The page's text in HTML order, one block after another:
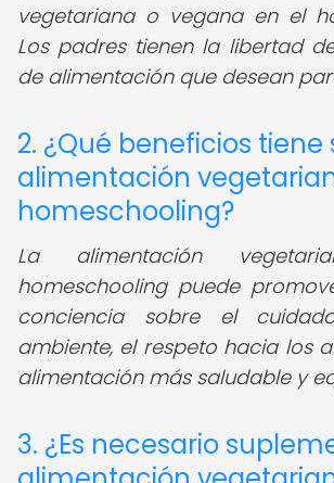
vegetariana o vegana en el
Los padres tienen la libertad
de alimentación que desean
2. ¿Qué beneficios
alimentación
homeschooling?
La alimentación
homeschooling puede
conciencia sobre el
ambiente, el respeto hacia los
alimentación más saludable y
3. ¿Es necesario